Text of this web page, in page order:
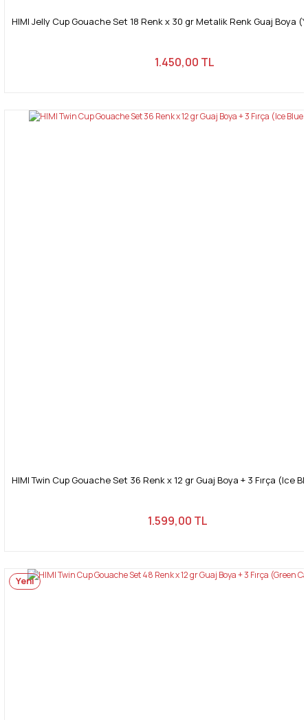
HIMI Jelly Cup Gouache Set 18 Renk x 30 gr Metalik Renk Guaj Boya
1.450,00 TL
HIMI Twin Cup Gouache Set 36 Renk x 12 gr Guaj Boya + 3 Fırça (Ice
1.599,00 TL
Yeni